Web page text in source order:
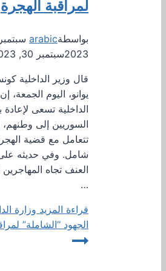
لمراقبة الهجرة
بواسطةarabic
2023سبتمبر 30, 2023
قال وزير الداخلية
يوانو، اليوم الجمعة،
الداخلية تسعى
السوريين إلى وطنهم،
تتعامل مع قضية
شامل. وفي حديثه على
العنف تجاه
…
قراءة المزيد وزارة
الجهود “الشاملة”